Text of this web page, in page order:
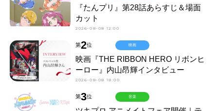
『たんプリ』第28話あらすじ＆場面
カット
2026-08-08 12:00
第2位
映画『THE RIBBON HERO リボンヒ
ーロー』内山昂輝インタビュー
2026-08-08 18:00
映画
第3位 音楽